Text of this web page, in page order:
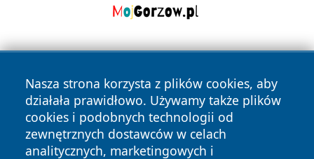
Nasza strona korzysta z plików cookies, aby
działała prawidłowo. Używamy także plików
cookies i podobnych technologii od
zewnętrznych dostawców w celach
analitycznych, marketingowych i
Copyright © 2026 dabrowski24.pl Wszystkie prawa
zastrzeżone.